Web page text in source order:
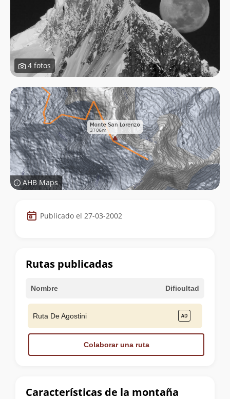
4 fotos
AHB Maps
Datos
de
cumbre
Publicado el 27-03-2002
Características de la montaña
Rutas publicadas
Nombre Dificultad
Ruta De Agostini
Colaborar una ruta